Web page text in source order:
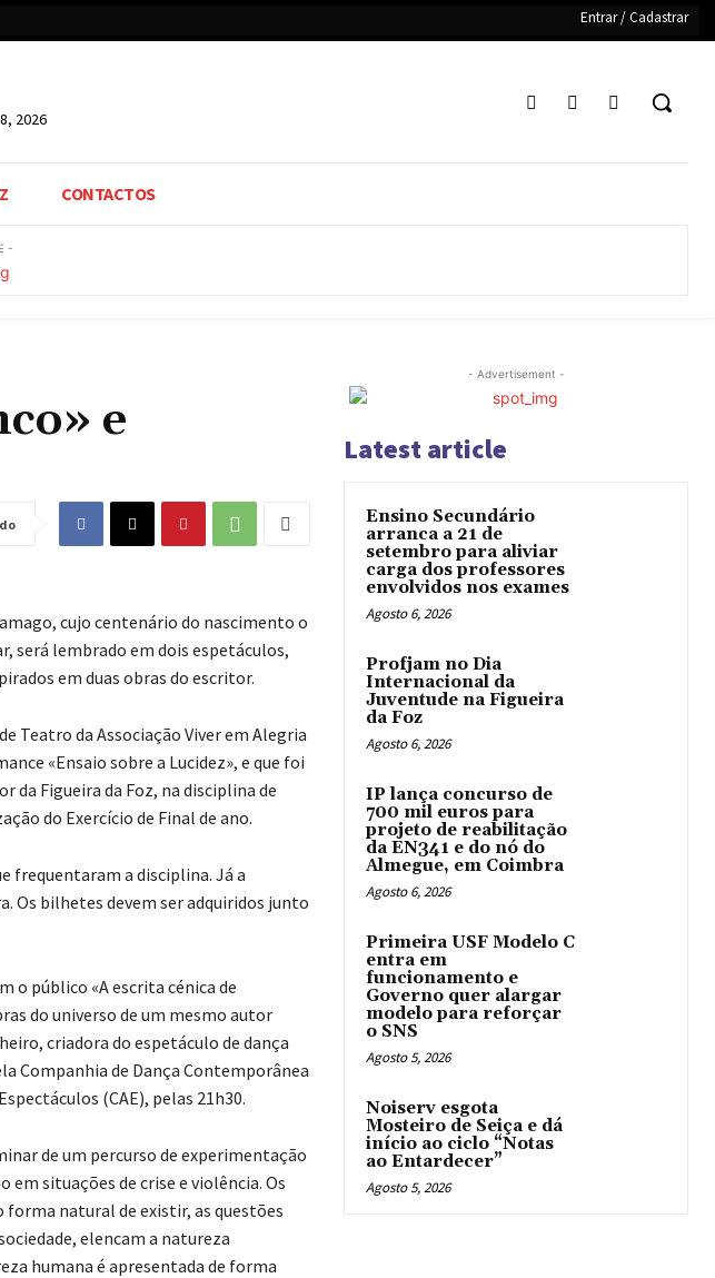
Entrar / Cadastrar
2026
CONTACTOS
-
e
cujo centenário do nascimento o
será lembrado em dois espetáculos,
em duas obras do escritor.
Teatro da Associação Viver em Alegria
«Ensaio sobre a Lucidez», e que foi
da Figueira da Foz, na disciplina de
do Exercício de Final de ano.
frequentaram a disciplina. Já a
Os bilhetes devem ser adquiridos junto
o público «A escrita cénica de
do universo de um mesmo autor
criadora do espetáculo de dança
Companhia de Dança Contemporânea
(CAE), pelas 21h30.
de um percurso de experimentação
situações de crise e violência. Os
natural de existir, as questões
elencam a natureza
humana é apresentada de forma
- Advertisement -
Latest article
Ensino Secundário
arranca a 21 de
setembro para aliviar
carga dos professores
envolvidos nos exames
Agosto 6, 2026
Profjam no Dia
Internacional da
Juventude na Figueira
da Foz
Agosto 6, 2026
IP lança concurso de
700 mil euros para
projeto de reabilitação
da EN341 e do nó do
Almegue, em Coimbra
Agosto 6, 2026
Primeira USF Modelo C
entra em
funcionamento e
Governo quer alargar
modelo para reforçar
o SNS
Agosto 5, 2026
Noiserv esgota
Mosteiro de Seiça e dá
início ao ciclo “Notas
ao Entardecer”
Agosto 5, 2026